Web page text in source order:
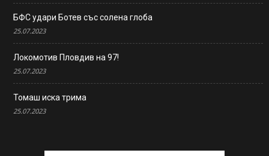
БФС удари Ботев със солена глоба
25.07.2023
Локомотив Пловдив на 97!
25.07.2023
Томаш иска трима
25.07.2023